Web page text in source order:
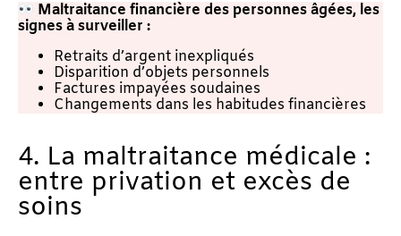
Maltraitance financière des personnes âgées, les
signes à surveiller :
Retraits d’argent inexpliqués
Disparition d’objets personnels
Factures impayées soudaines
Changements dans les habitudes financières
4. La maltraitance médicale :
entre privation et excès de
soins